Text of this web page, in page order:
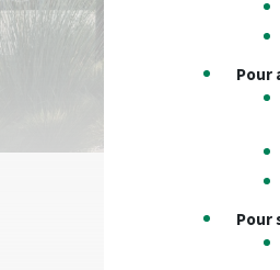
Pour
Pour